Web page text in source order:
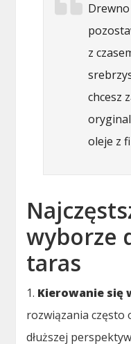
z
chcesz
oleje z
wyborze
taras
1. Kierowanie się
rozwiązania często
dłuższej